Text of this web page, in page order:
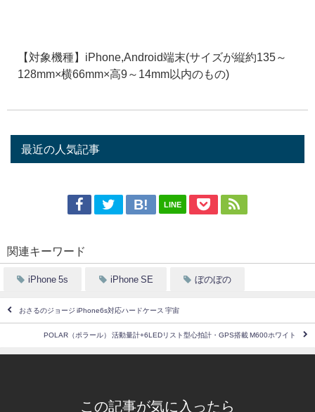
【対象機種】iPhone,Android端末(サイズが縦約135～
128mm×横66mm×高9～14mm以内のもの)
最近の人気記事
LINE
関連キーワード
iPhone 5s iPhone SE ぼのぼの
おさるのジョージ iPhone6s対応ハードケース 宇宙
POLAR（ポラール） 活動量計+6LEDリスト型心拍計・GPS搭載 M600ホワイト
この記事が気に入ったら